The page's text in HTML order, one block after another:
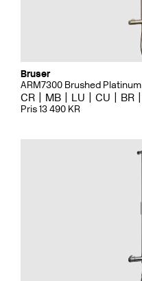
Bruser
ARM7300 Brushed Platinum
CR MB LU CU BR
Pris 13 490 KR